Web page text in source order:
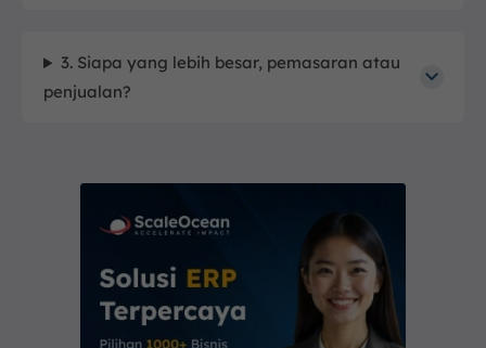
3. Siapa yang lebih besar, pemasaran atau
penjualan?